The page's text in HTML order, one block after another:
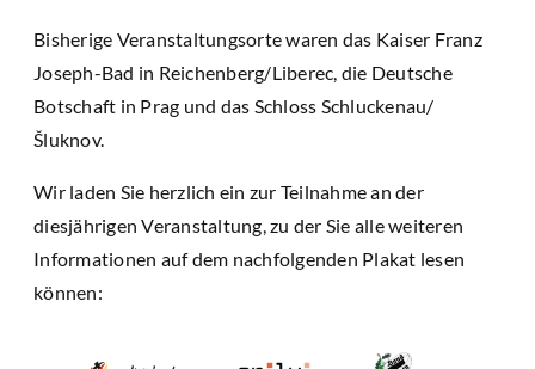
Bisherige Veranstaltungsorte waren das Kaiser Franz
Joseph-Bad in Reichenberg/Liberec, die Deutsche
Botschaft in Prag und das Schloss Schluckenau/
Šluknov.
Wir laden Sie herzlich ein zur Teilnahme an der
diesjährigen Veranstaltung, zu der Sie alle weiteren
Informationen auf dem nachfolgenden Plakat lesen
können: